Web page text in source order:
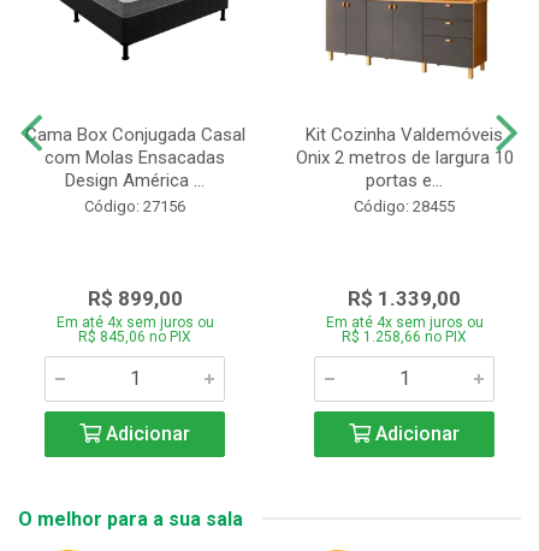
Cama Box Conjugada Casal
com Molas Ensacadas
Design América ...
Código: 27156
R$ 899,00
Em até 4x sem juros ou
R$ 845,06 no PIX
Adicionar
Kit Cozinha Valdemóveis
Onix 2 metros de largura 10
portas e...
Código: 28455
R$ 1.339,00
Em até 4x sem juros ou
R$ 1.258,66 no PIX
Adicionar
O melhor para a sua sala